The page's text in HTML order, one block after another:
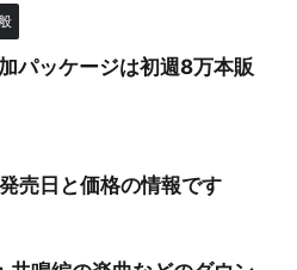
パッケージは初週8万本販
売日と価格の情報です